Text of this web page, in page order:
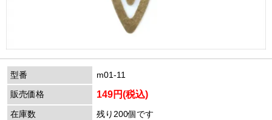
型番
m01-11
販売価格
149円(税込)
在庫数 残り200個です